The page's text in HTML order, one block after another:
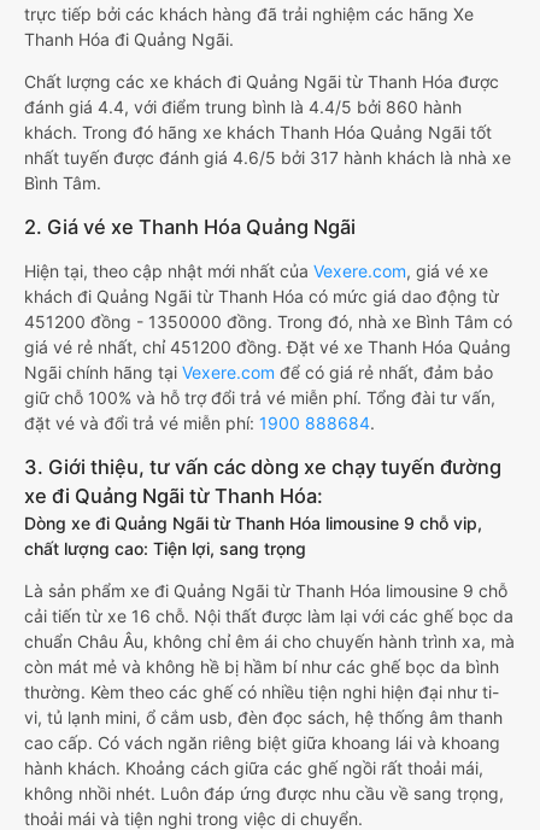
trực tiếp bởi các khách hàng đã trải nghiệm các hãng Xe
Thanh Hóa đi Quảng Ngãi.
Chất lượng các xe khách đi Quảng Ngãi từ Thanh Hóa được
đánh giá 4.4, với điểm trung bình là 4.4/5 bởi 860 hành
khách. Trong đó hãng xe khách Thanh Hóa Quảng Ngãi tốt
nhất tuyến được đánh giá 4.6/5 bởi 317 hành khách là nhà xe
Bình Tâm.
2. Giá vé xe Thanh Hóa Quảng Ngãi
Hiện tại, theo cập nhật mới nhất của Vexere.com, giá vé xe
khách đi Quảng Ngãi từ Thanh Hóa có mức giá dao động từ
451200 đồng - 1350000 đồng. Trong đó, nhà xe Bình Tâm có
giá vé rẻ nhất, chỉ 451200 đồng. Đặt vé xe Thanh Hóa Quảng
Ngãi chính hãng tại Vexere.com để có giá rẻ nhất, đảm bảo
giữ chỗ 100% và hỗ trợ đổi trả vé miễn phí. Tổng đài tư vấn,
đặt vé và đổi trả vé miễn phí: 1900 888684.
3. Giới thiệu, tư vấn các dòng xe chạy tuyến đường
xe đi Quảng Ngãi từ Thanh Hóa:
Dòng xe đi Quảng Ngãi từ Thanh Hóa limousine 9 chỗ vip,
chất lượng cao: Tiện lợi, sang trọng
Là sản phẩm xe đi Quảng Ngãi từ Thanh Hóa limousine 9 chỗ
cải tiến từ xe 16 chỗ. Nội thất được làm lại với các ghế bọc da
chuẩn Châu Âu, không chỉ êm ái cho chuyến hành trình xa, mà
còn mát mẻ và không hề bị hầm bí như các ghế bọc da bình
thường. Kèm theo các ghế có nhiều tiện nghi hiện đại như ti-
vi, tủ lạnh mini, ổ cắm usb, đèn đọc sách, hệ thống âm thanh
cao cấp. Có vách ngăn riêng biệt giữa khoang lái và khoang
hành khách. Khoảng cách giữa các ghế ngồi rất thoải mái,
không nhồi nhét. Luôn đáp ứng được nhu cầu về sang trọng,
thoải mái và tiện nghi trong việc di chuyển.